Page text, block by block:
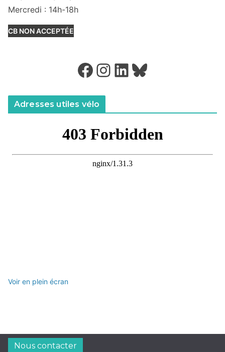
Mercredi : 14h-18h
CB NON ACCEPTÉE
Facebook Instagram LinkedIn Bluesky
Adresses utiles vélo
Voir en plein écran
Nous contacter